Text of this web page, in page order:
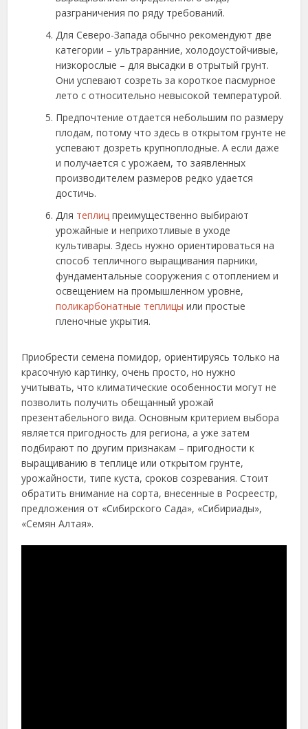
разграничения по ряду требований.
Для Северо-Запада обычно рекомендуют две
категории – ультраранние, холодоустойчивые,
низкорослые – для высадки в отрытый грунт.
Они успевают созреть за короткое пасмурное
лето с относительно невысокой температурой.
Предпочтение отдается небольшим по размеру
плодам, потому что здесь в открытом грунте не
успевают дозреть крупноплодные. А если даже
и получается с урожаем, то заявленных
производителем размеров редко удается
достичь.
Для теплиц преимущественно выбирают
урожайные и неприхотливые в уходе
культивары. Здесь нужно ориентироваться на
способ тепличного выращивания парники,
фундаментальные сооружения с отоплением и
освещением на промышленном уровне,
поликарбонатные теплицы или простые
пленочные укрытия.
Приобрести семена помидор, ориентируясь только на
красочную картинку, очень просто, но нужно
учитывать, что климатические особенности могут не
позволить получить обещанный урожай
презентабельного вида. Основным критерием выбора
является пригодность для региона, а уже затем
подбирают по другим признакам – пригодности к
выращиванию в теплице или открытом грунте,
урожайности, типе куста, сроков созревания. Стоит
обратить внимание на сорта, внесенные в Росреестр,
предложения от «Сибирского Сада», «Сибириады»,
«Семян Алтая».